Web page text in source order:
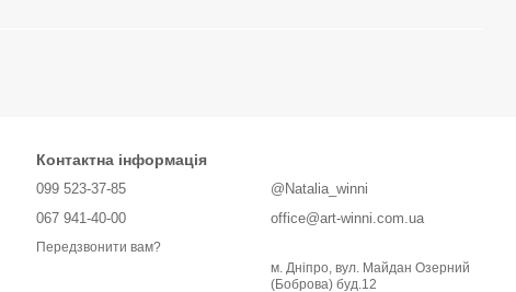
Контактна інформація
099 523-37-85
067 941-40-00
Передзвонити вам?
@Natalia_winni
office@art-winni.com.ua
м. Дніпро, вул. Майдан Озерний
(Боброва) буд.12